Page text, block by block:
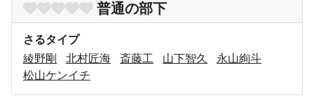
普通の部下
さるタイプ
綾野剛
北村匠海 斎藤工 山下智久
永山絢斗
松山ケンイチ